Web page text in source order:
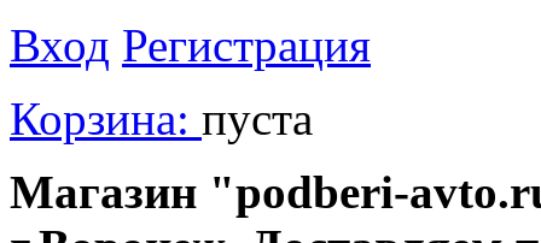
Вход Регистрация
Корзина: пуста
Магазин "podberi-